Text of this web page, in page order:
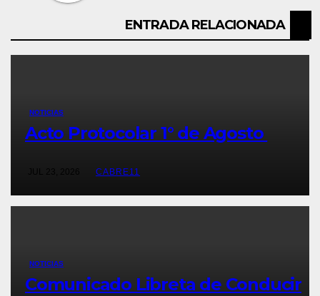
ENTRADA RELACIONADA
NOTICIAS
Acto Protocolar 1° de Agosto
CABRE11
NOTICIAS
Comunicado Libreta de Conducir